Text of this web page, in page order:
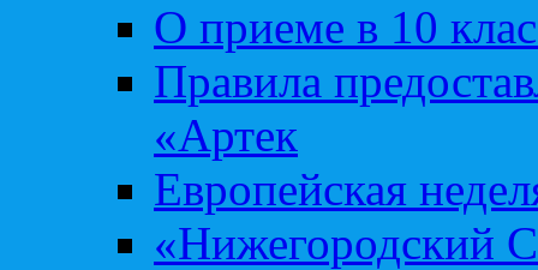
О приеме в 10
Правила
«Артек
Европейская
«Нижегородский